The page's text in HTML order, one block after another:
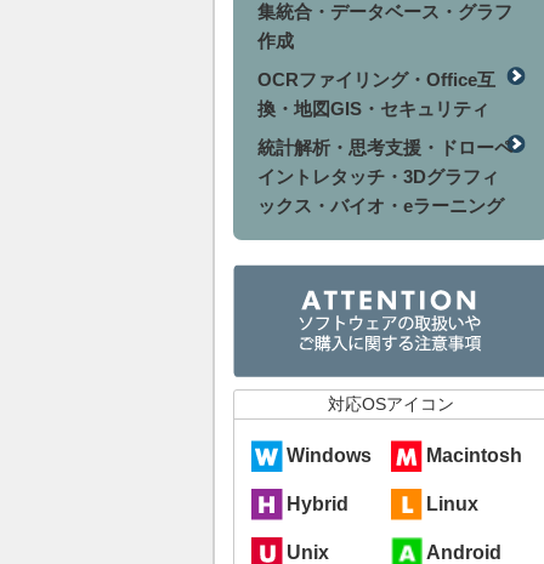
集統合・データベース・グラフ
作成
OCRファイリング・Office互
換・地図GIS・セキュリティ
統計解析・思考支援・ドローペ
イントレタッチ・3Dグラフィ
ックス・バイオ・eラーニング
対応OSアイコン
Windows Macintosh
Hybrid Linux
Unix Android